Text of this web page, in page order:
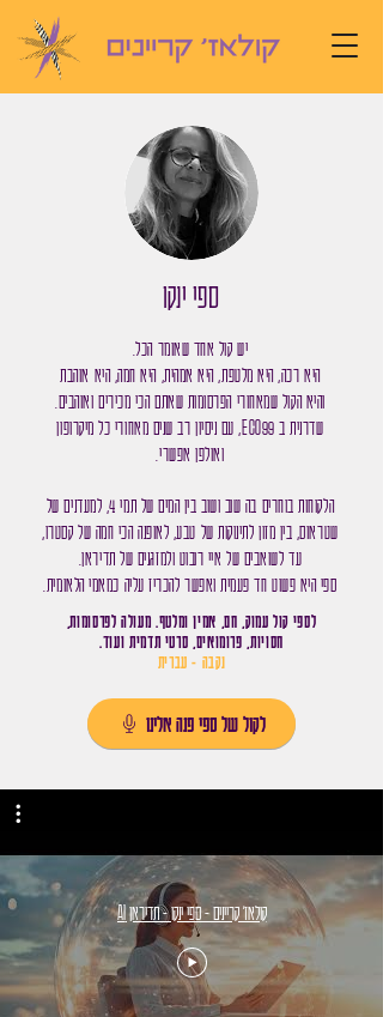
ספי ינקו
יש קול אחד שאומר הכל.
היא רכה, היא מלטפת, היא אמהית, היא חמה, היא אוהבת
והיא הקול שמאחורי הפרסומות שאתם הכי מכירים ואוהבים.
שדרנית ב ECO99, עם ניסיון רב שנים
מאחורי כל מיקרופון
ואולפן אפשרי.
הלקוחות בוחרים בה שוב ושוב בין המים של תמי 4, למעדנים של
שטראוס, בין מזון לתינוקות של טבע, לאופנה הכי חמה של קסטרו,
עד לשואבים של איי רובוט ולמזגנים של תדיראן.
ספי היא פשוט חד פעמית ואפשר להכריז עליה כמאמי הלאומית.
לספי קול עמוק, חם, אמין ומלטף. מעולה לפרסומות,
חסויות, פרומואים, סרטי תדמית ועוד.
נקבה - עברית
לקול של ספי פנה אלינו
קולאז' קריינים - ספי ינקו - תדיראן AI